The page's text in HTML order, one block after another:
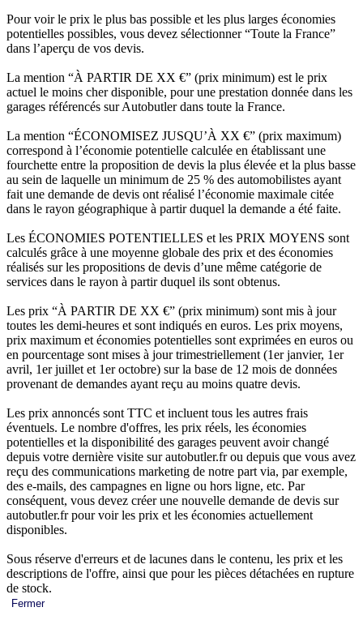
Pour voir le prix le plus bas possible et les plus larges économies
potentielles possibles, vous devez sélectionner “Toute la France”
dans l’aperçu de vos devis.
La mention “À PARTIR DE XX €” (prix minimum) est le prix
actuel le moins cher disponible, pour une prestation donnée dans les
garages référencés sur Autobutler dans toute la France.
La mention “ÉCONOMISEZ JUSQU’À XX €” (prix maximum)
correspond à l’économie potentielle calculée en établissant une
fourchette entre la proposition de devis la plus élevée et la plus basse
au sein de laquelle un minimum de 25 % des automobilistes ayant
fait une demande de devis ont réalisé l’économie maximale citée
dans le rayon géographique à partir duquel la demande a été faite.
Les ÉCONOMIES POTENTIELLES et les PRIX MOYENS sont
calculés grâce à une moyenne globale des prix et des économies
réalisés sur les propositions de devis d’une même catégorie de
services dans le rayon à partir duquel ils sont obtenus.
Les prix “À PARTIR DE XX €” (prix minimum) sont mis à jour
toutes les demi-heures et sont indiqués en euros. Les prix moyens,
prix maximum et économies potentielles sont exprimées en euros ou
en pourcentage sont mises à jour trimestriellement (1er janvier, 1er
avril, 1er juillet et 1er octobre) sur la base de 12 mois de données
provenant de demandes ayant reçu au moins quatre devis.
Les prix annoncés sont TTC et incluent tous les autres frais
éventuels. Le nombre d'offres, les prix réels, les économies
potentielles et la disponibilité des garages peuvent avoir changé
depuis votre dernière visite sur autobutler.fr ou depuis que vous avez
reçu des communications marketing de notre part via, par exemple,
des e-mails, des campagnes en ligne ou hors ligne, etc. Par
conséquent, vous devez créer une nouvelle demande de devis sur
autobutler.fr pour voir les prix et les économies actuellement
disponibles.
Sous réserve d'erreurs et de lacunes dans le contenu, les prix et les
descriptions de l'offre, ainsi que pour les pièces détachées en rupture
de stock.
Fermer